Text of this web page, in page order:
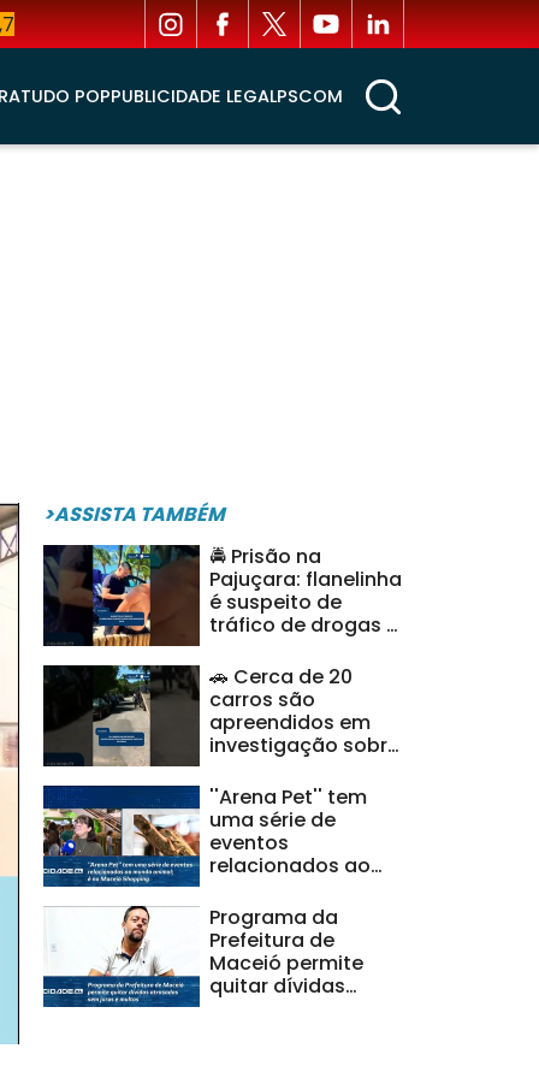
TUDO POPPUBLICIDADE LEGALPSCOM
>ASSISTA TAMBÉM
🚔 Prisão na
Pajuçara: flanelinha
é suspeito de
tráfico de drogas e
#CidadeAL
🚗 Cerca de 20
carros são
apreendidos em
investigação sobre
veículos |
#CidadeAL
''Arena Pet'' tem
uma série de
eventos
relacionados ao
Maceió Shopping
Programa da
Prefeitura de
Maceió permite
quitar dívidas